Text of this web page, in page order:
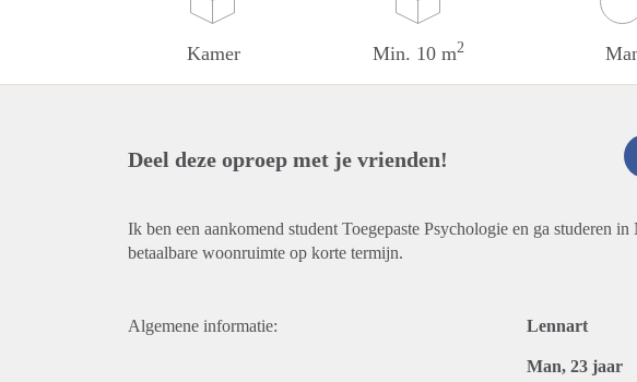
Kamer Min. 10 m2
Deel deze oproep met je vrienden!
Ik ben een aankomend student Toegepaste Psychologie en ga studeren
betaalbare woonruimte op korte termijn.
Algemene informatie: Lennart
Man, 23 jaar